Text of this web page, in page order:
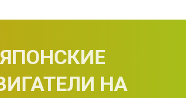
ЯПОНСКИЕ
НА